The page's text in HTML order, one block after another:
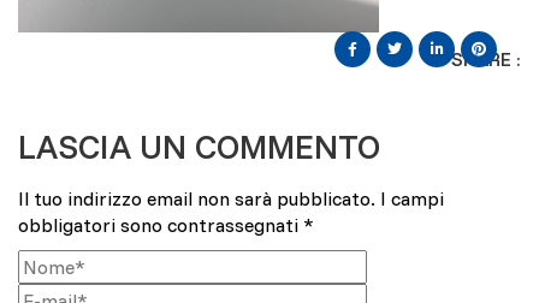
SHARE :
LASCIA UN COMMENTO
Il tuo indirizzo email non sarà pubblicato. I campi
obbligatori sono contrassegnati *